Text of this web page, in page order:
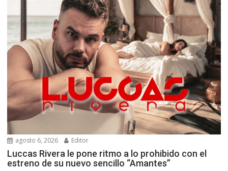
agosto 6, 2026 Editor
Luccas Rivera le pone ritmo a lo prohibido con el
estreno de su nuevo sencillo “Amantes”